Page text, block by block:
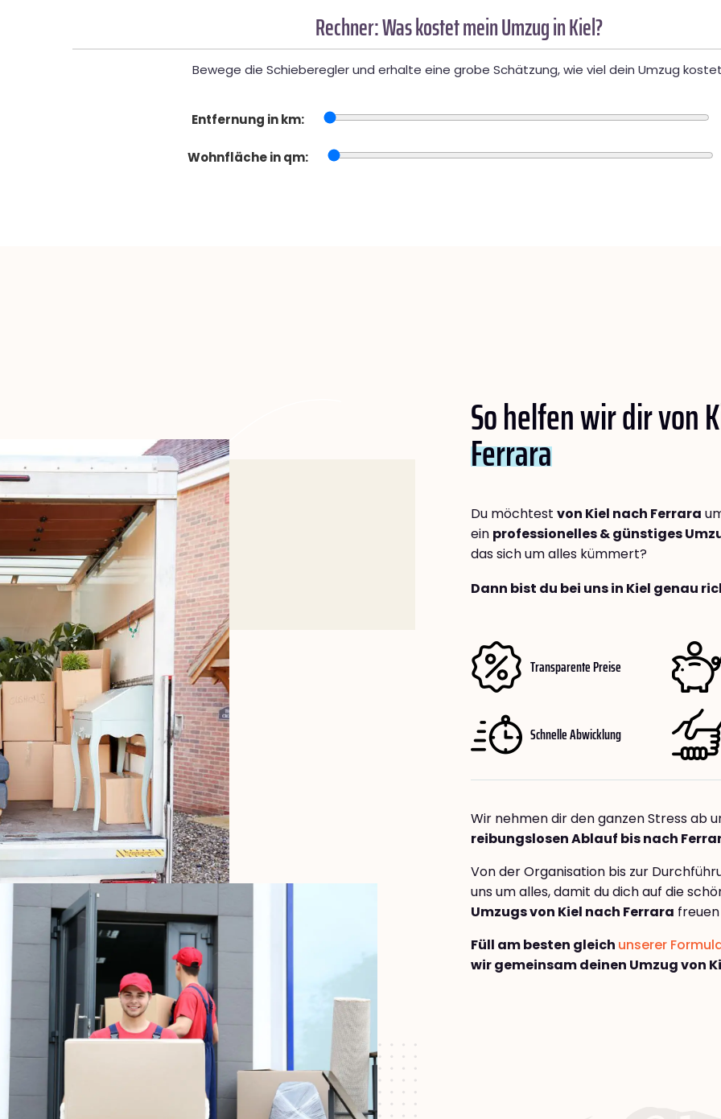
Rechner: Was kostet mein Umzug in Kiel?
Bewege die Schieberegler und erhalte eine grobe Schätzung, wie viel dein Umzug
Entfernung in km:
Wohnfläche in qm:
So helfen wir dir von
Ferrara
Du möchtest von Kiel nach Ferrara
ein professionelles & günstiges
das sich um alles kümmert?
Dann bist du bei uns in Kiel genau
Transparente Preise
Schnelle Abwicklung
Wir nehmen dir den ganzen Stress ab
reibungslosen Ablauf bis nach
Von der Organisation bis zur
uns um alles, damit du dich auf die
Umzugs von Kiel nach Ferrara
Füll am besten gleich unserer
wir gemeinsam deinen Umzug von